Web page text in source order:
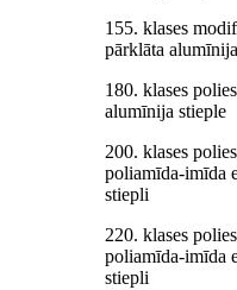
155. klases
pārklāta
180. klases
alumīnija stieple
200. klases
poliamīda-imīda
stiepli
220. klases
poliamīda-imīda
stiepli